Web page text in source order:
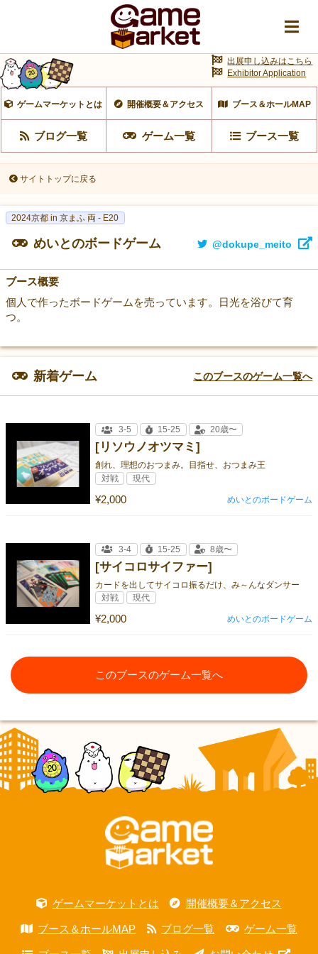
ゲームマーケットとは 開催概要＆アクセス ブース＆ホールMAP
ブログ一覧 ゲーム一覧 ブース一覧
出展申し込みはこちら
Exhibitor Application
サイトトップに戻る
2024京都 in 京まふ 両 - E20
めいとのボードゲーム @dokupe_meito
ブース概要
個人で作ったボードゲームを売っています。日光を浴びて育
つ。
新着ゲーム このブースのゲーム一覧へ
[リソウノオツマミ]
創れ、理想のおつまみ。目指せ、おつまみ王
¥2,000
3-5 15-25 20歳〜
対戦 現代
めいとのボードゲーム
[サイコロサイファー]
カードを出してサイコロ振るだけ、み～んなダンサー
¥2,000
3-4 15-25 8歳〜
対戦 現代
めいとのボードゲーム
このブースのゲーム一覧へ
ゲームマーケットとは 開催概要＆アクセス
ブース＆ホールMAP ブログ一覧 ゲーム一覧